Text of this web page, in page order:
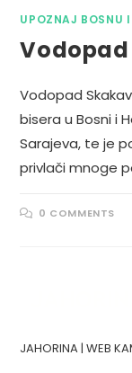
UPOZNAJ BOSNU
Vodopad
bisera u Bosni i
Sarajeva, te je
privlači mnoge
0 COMMENTS
JAHORINA|WEB